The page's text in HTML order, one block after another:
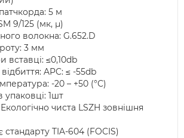
5 м
9/125 (мк, µ)
волокна: G.652.D
3 мм
вставці: ≤0,10db
APC: ≤ -55db
-20 – +50 (°С)
упаковці: 1шт
чиста LSZH зовнішня
стандарту TIA-604 (FOCIS)